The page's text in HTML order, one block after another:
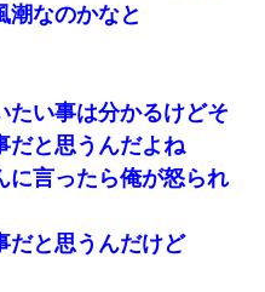
潮なのかなと
たい事は分かるけどそ
だと思うんだよね
に言ったら俺が怒られ
だと思うんだけど